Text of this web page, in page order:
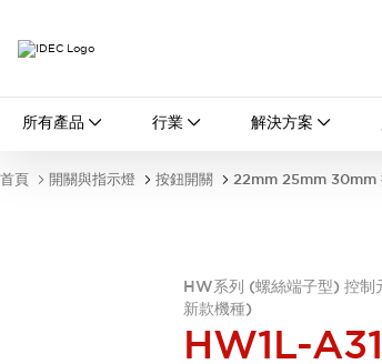
所有產品 行業 解決方案
所有產品
開關與指示燈
指示燈和蜂鳴器
首頁 開關與指示燈 按鈕開關 22mm 25mm 30mm
HW系列 (螺絲端子型) 控
新款機種)
HW1L-